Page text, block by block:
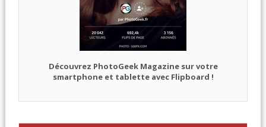
Découvrez PhotoGeek Magazine sur votre
smartphone et tablette avec Flipboard !